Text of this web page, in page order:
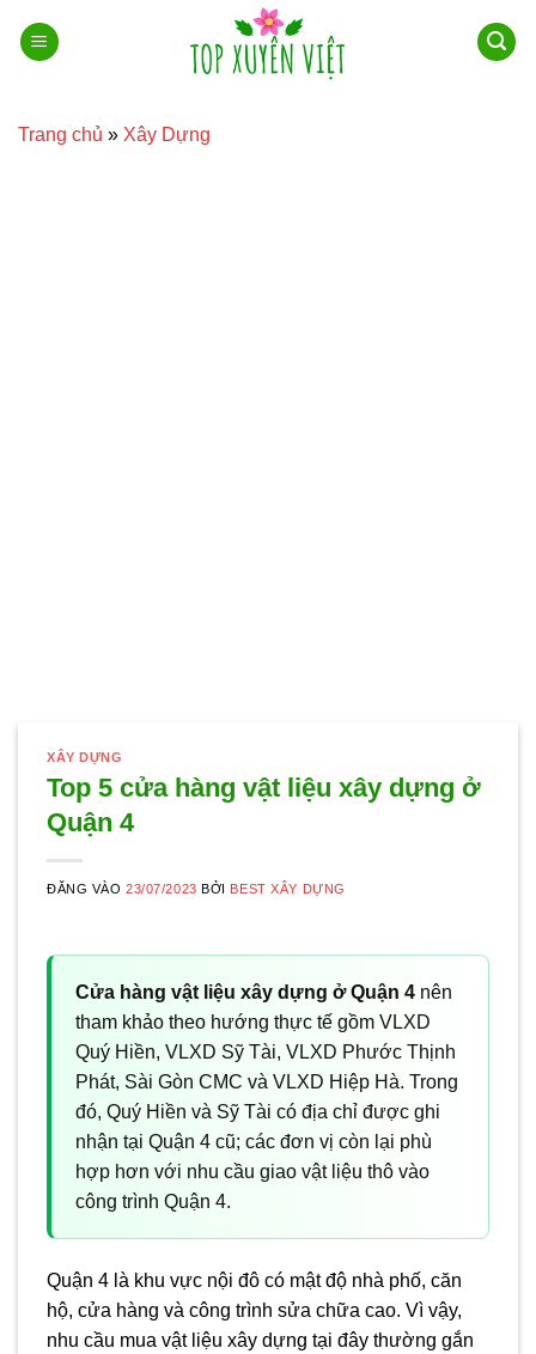
qua
Trang chủ » Xây Dựng
XÂY DỰNG
Top 5 cửa hàng vật liệu xây dựng ở
Quận 4
ĐĂNG VÀO23/07/2023 BỞI BEST XÂY DỰNG
Cửa hàng vật liệu xây dựng ở Quận 4 nên
tham khảo theo hướng thực tế gồm VLXD
Quý Hiền, VLXD Sỹ Tài, VLXD Phước Thịnh
Phát, Sài Gòn CMC và VLXD Hiệp Hà. Trong
đó, Quý Hiền và Sỹ Tài có địa chỉ được ghi
nhận tại Quận 4 cũ; các đơn vị còn lại phù
hợp hơn với nhu cầu giao vật liệu thô vào
công trình Quận 4.
Quận 4 là khu vực nội đô có mật độ nhà phố, căn
hộ, cửa hàng và công trình sửa chữa cao. Vì vậy,
nhu cầu mua vật liệu xây dựng tại đây thường gắn